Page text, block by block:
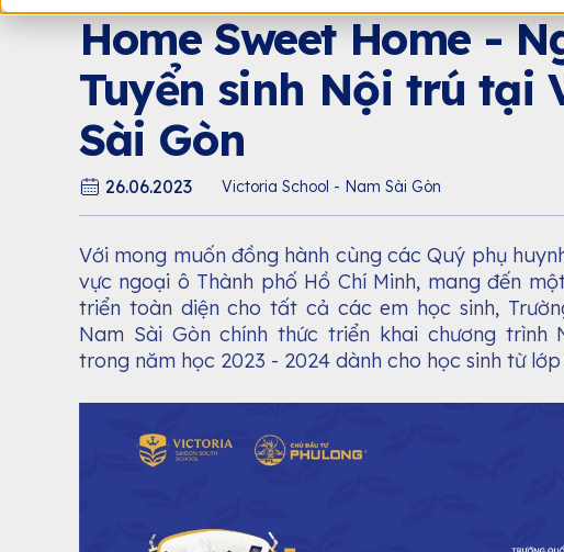
SỰ KIỆN
Home Sweet Home -
Tuyển sinh Nội trú tại
Sài Gòn
26.06.2023 Victoria School - Nam Sài Gòn
Với mong muốn đồng hành cùng các Quý phụ
vực ngoại ô Thành phố Hồ Chí Minh, mang đến
triển toàn diện cho tất cả các em học sinh,
Nam Sài Gòn chính thức triển khai chương trình
trong năm học 2023 - 2024 dành cho học sinh từ lớp